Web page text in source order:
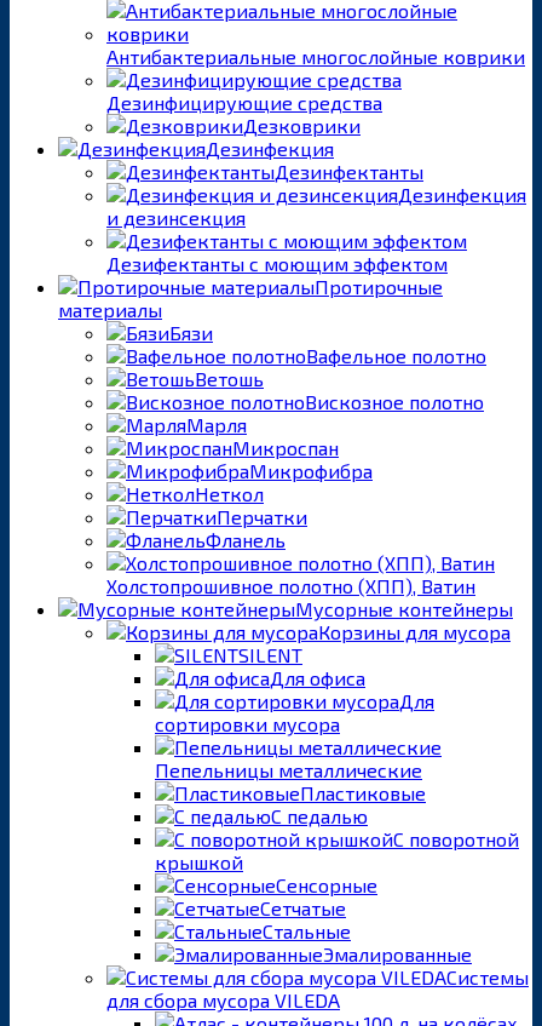
Антибактериальные многослойные коврики
Дезинфицирующие средства
Дезковрики
Дезинфекция
Дезинфектанты
Дезинфекция
и дезинсекция
Дезифектанты с моющим эффектом
Протирочные
материалы
Бязи
Вафельное полотно
Ветошь
Вискозное полотно
Марля
Микроспан
Микрофибра
Неткол
Перчатки
Фланель
Холстопрошивное полотно (ХПП), Ватин
Мусорные контейнеры
Корзины для мусора
SILENT
Для офиса
Для
сортировки мусора
Пепельницы металлические
Пластиковые
С педалью
С поворотной
крышкой
Сенсорные
Сетчатые
Стальные
Эмалированные
Системы
для сбора мусора VILEDA